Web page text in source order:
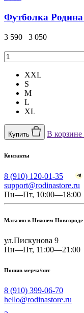
Футболка
3 590 3 050
XXL
S
M
L
XL
Купить В корзине
Контакты
8 (910) 120-01-35
support@rodinastore.ru
Пн—Пт, 10:00—18:00
Магазин в Нижнем Новгороде
ул.Пискунова 9
Пн—Пт, 11:00—21:00
Пошив мерча/опт
8 (910) 399-06-70
hello@rodinastore.ru